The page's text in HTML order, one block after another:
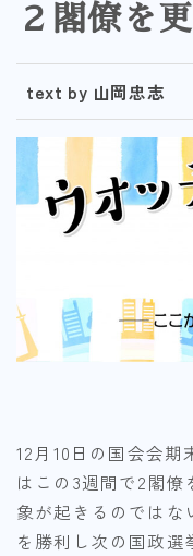
よくあるご質問
お問い合わせ
２閣僚を
text by 山岡忠志
12月10日の国会会
はこの3週間で2閣
象が起きるのではな
を勝利し次の国政選